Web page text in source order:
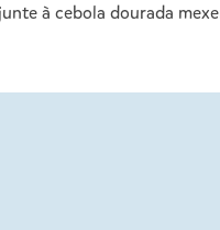
à cebola dourada